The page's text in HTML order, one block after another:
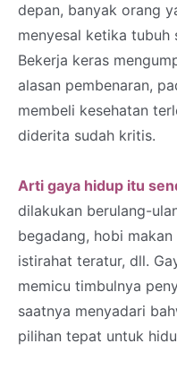
depan, banyak orang
menyesal ketika tubuh
Bekerja keras
alasan pembenaran,
membeli kesehatan
diderita sudah kritis.
Arti gaya hidup itu
dilakukan berulang-
begadang, hobi makan
istirahat teratur, dll.
memicu timbulnya
saatnya menyadari
pilihan tepat untuk